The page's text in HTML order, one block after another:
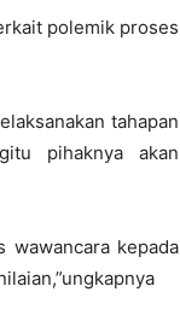
polemik proses
tahapan
pihaknya akan
wawancara kepada